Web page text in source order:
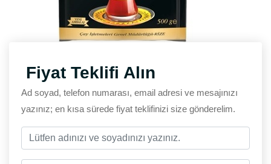
Fiyat Teklifi Alın
Ad soyad, telefon numarası, email adresi ve mesajınızı
yazınız; en kısa sürede fiyat teklifinizi size gönderelim.